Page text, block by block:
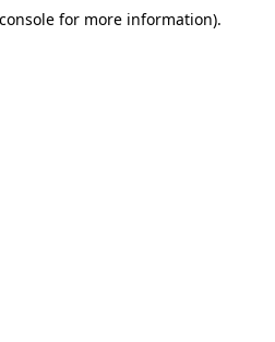
for more information).